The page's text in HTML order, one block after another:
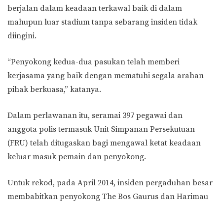
berjalan dalam keadaan terkawal baik di dalam
mahupun luar stadium tanpa sebarang insiden tidak
diingini.
“Penyokong kedua-dua pasukan telah memberi
kerjasama yang baik dengan mematuhi segala arahan
pihak berkuasa,” katanya.
Dalam perlawanan itu, seramai 397 pegawai dan
anggota polis termasuk Unit Simpanan Persekutuan
(FRU) telah ditugaskan bagi mengawal ketat keadaan
keluar masuk pemain dan penyokong.
Untuk rekod, pada April 2014, insiden pergaduhan besar
membabitkan penyokong The Bos Gaurus dan Harimau